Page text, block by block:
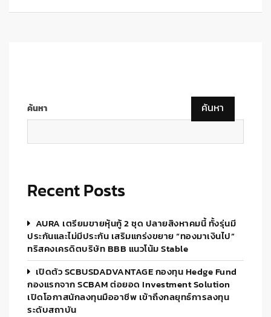
ค้นหา ค้นหา
Recent Posts
AURA เตรียมขายหุ้นกู้ 2 ชุด ปลายสิงหาคมนี้ ทั้งรุ่นมี
ประกันและไม่มีประกัน เสริมแกร่งขยาย “ทองมาเงินไป”
ทริสคงเครดิตบริษัท BBB แนวโน้ม Stable
เปิดตัว SCBUSDADVANTAGE กองทุน Hedge Fund
กองแรกจาก SCBAM ต่อยอด Investment Solution
เปิดโอกาสนักลงทุนมืออาชีพ เข้าถึงกลยุทธ์การลงทุน
ระดับสถาบัน